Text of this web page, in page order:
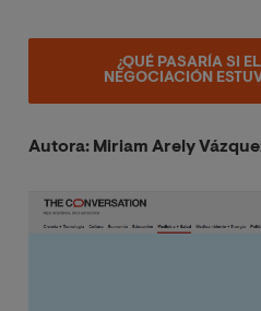
¿QUÉ PASARÍA SI
NEGOCIACIÓN
Autora: Miriam Arely